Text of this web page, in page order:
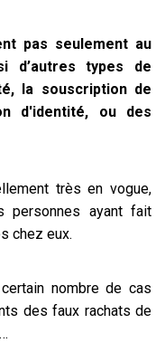
pas seulement au
d’autres types de
la souscription de
d'identité, ou des
très en vogue,
personnes ayant fait
chez eux.
nombre de cas
des faux rachats de